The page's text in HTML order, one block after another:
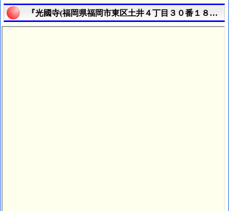
『光國寺(福岡県福岡市東区土井４丁目３０番１８号)